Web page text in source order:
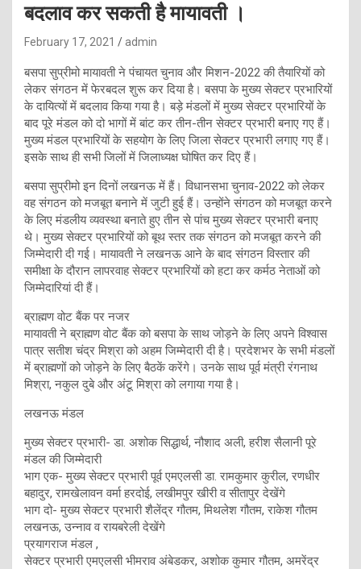
बदलाव कर सकती है मायावती ।
February 17, 2021 admin
बसपा सुप्रीमो मायावती ने पंचायत चुनाव और मिशन-2022 की तैयारियों को
लेकर संगठन में फेरबदल शुरू कर दिया है। बसपा के मुख्य सेक्टर प्रभारियों
के दायित्यों में बदलाव किया गया है। बड़े मंडलों में मुख्य सेक्टर प्रभारियों के
बाद पूरे मंडल को दो भागों में बांट कर तीन-तीन सेक्टर प्रभारी बनाए गए हैं।
मुख्य मंडल प्रभारियों के सहयोग के लिए जिला सेक्टर प्रभारी लगाए गए हैं।
इसके साथ ही सभी जिलों में जिलाध्यक्ष घोषित कर दिए हैं।
बसपा सुप्रीमो इन दिनों लखनऊ में हैं। विधानसभा चुनाव-2022 को लेकर
वह संगठन को मजबूत बनाने में जुटी हुई हैं। उन्होंने संगठन को मजबूत करने
के लिए मंडलीय व्यवस्था बनाते हुए तीन से पांच मुख्य सेक्टर प्रभारी बनाए
थे। मुख्य सेक्टर प्रभारियों को बूथ स्तर तक संगठन को मजबूत करने की
जिम्मेदारी दी गई। मायावती ने लखनऊ आने के बाद संगठन विस्तार की
समीक्षा के दौरान लापरवाह सेक्टर प्रभारियों को हटा कर कर्मठ नेताओं को
जिम्मेदारियां दी हैं।
ब्राह्मण वोट बैंक पर नजर
मायावती ने ब्राह्मण वोट बैंक को बसपा के साथ जोड़ने के लिए अपने विश्वास
पात्र सतीश चंद्र मिश्रा को अहम जिम्मेदारी दी है। प्रदेशभर के सभी मंडलों
में ब्राह्मणों को जोड़ने के लिए बैठकें करेंगे। उनके साथ पूर्व मंत्री रंगनाथ
मिश्रा, नकुल दुबे और अंटू मिश्रा को लगाया गया है।
लखनऊ मंडल
मुख्य सेक्टर प्रभारी- डा. अशोक सिद्धार्थ, नौशाद अली, हरीश सैलानी पूरे
मंडल की जिम्मेदारी
भाग एक- मुख्य सेक्टर प्रभारी पूर्व एमएलसी डा. रामकुमार कुरील, रणधीर
बहादुर, रामखेलावन वर्मा हरदोई, लखीमपुर खीरी व सीतापुर देखेंगे
भाग दो- मुख्य सेक्टर प्रभारी शैलेंद्र गौतम, मिथलेश गौतम, राकेश गौतम
लखनऊ, उन्नाव व रायबरेली देखेंगे
प्रयागराज मंडल ,
सेक्टर प्रभारी एमएलसी भीमराव अंबेडकर, अशोक कुमार गौतम, अमरेंद्र